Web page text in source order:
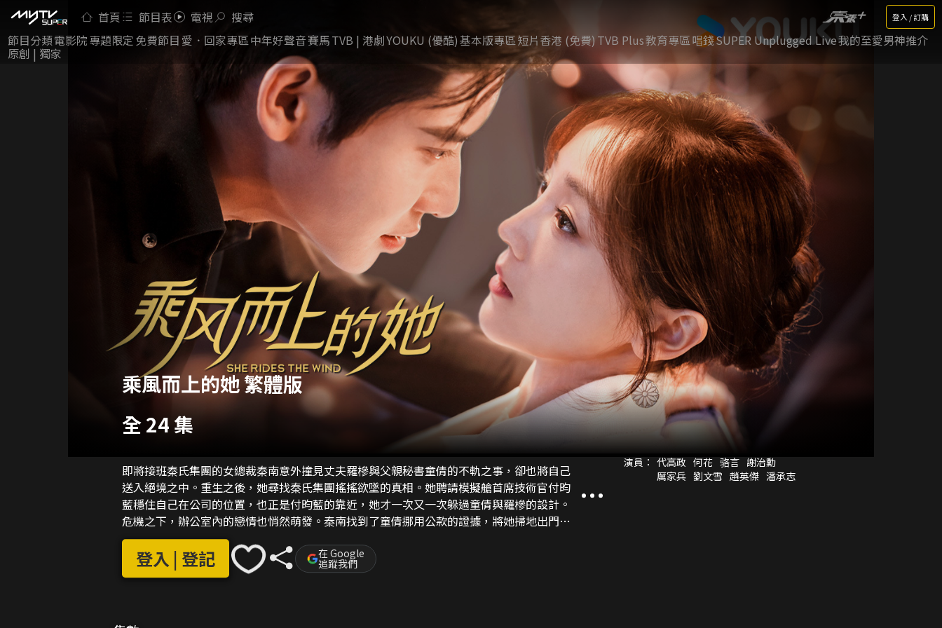
首頁 節目表 電視 搜尋 登入 / 訂購
節目分類電影院專題限定 免費節目 愛．回家專區中年好聲音賽馬TVB | 港劇YOUKU (優酷)基本版專區短片香港 (免費) TVB Plus教育專區唱錢SUPER Unplugged Live我的至愛男神推介
原創 | 獨家
乘風而上的她 繁體版
全 24 集
即將接班秦氏集團的女總裁秦南意外撞見丈夫羅槮與父親秘書童倩的不軌之事，卻也將自己
送入絕境之中。重生之後，她尋找秦氏集團搖搖欲墜的真相。她聘請模擬艙首席技術官付昀
藍穩住自己在公司的位置，也正是付昀藍的靠近，她才一次又一次躲過童倩與羅槮的設計。
危機之下，辦公室內的戀情也悄然萌發。秦南找到了童倩挪用公款的證據，將她掃地出門，
而與童倩狼狽為奸的羅槮也不得不落荒而逃。但此時的她卻發現了付昀藍加入公司的真正目
的，調查她妹妹付昀雅的死亡真相。經過調查，秦氏集團合作伙伴趙子誠的犯罪陰謀浮出水
面，正是他性侵付昀雅並且導致其輕生自殺。付昀藍復仇，卻身處險境。秦南冒死營救，終
世界。他去了哪裡？多番尋找無果，直到那一個平靜的下午，他出現在了自己面前……
登入 | 登記 在 Google
追蹤我們
演員： 代高政 何花 骆言 謝治勳
厲家兵 劉文雪 趙英傑 潘承志